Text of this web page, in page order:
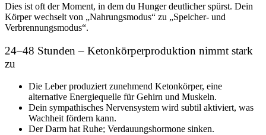
Dies ist oft der Moment, in dem du Hunger deutlicher spürst. Dein
Körper wechselt von „Nahrungsmodus“ zu „Speicher- und
Verbrennungsmodus“.
24–48 Stunden – Ketonkörperproduktion nimmt stark
zu
Die Leber produziert zunehmend Ketonkörper, eine
alternative Energiequelle für Gehirn und Muskeln.
Dein sympathisches Nervensystem wird subtil aktiviert, was
Wachheit fördern kann.
Der Darm hat Ruhe; Verdauungshormone sinken.